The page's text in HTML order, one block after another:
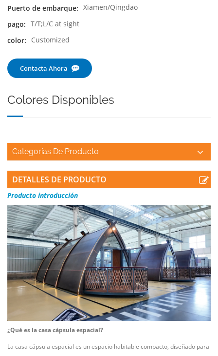
Puerto de embarque: Xiamen/Qingdao
pago: T/T;L/C at sight
color:
Customized
Contacta Ahora
Colores Disponibles
Categorías De Producto
DETALLES DE PRODUCTO
Producto introducción
¿Qué es la casa cápsula espacial?
La casa cápsula espacial es un espacio habitable compacto, diseñado para